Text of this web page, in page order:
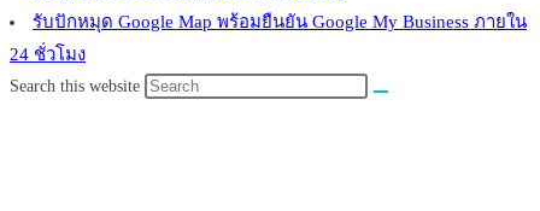
รับปักหมุด Google Map พร้อมยืนยัน Google My Business ภายใน
24 ชั่วโมง
Search this website